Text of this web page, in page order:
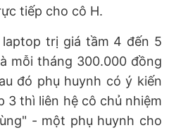
tiếp cho cô H.
trị giá tầm 4 đến 5
mỗi tháng 300.000 đồng
đó phụ huynh có ý kiến
3 thì liên hệ cô chủ nhiệm
- một phụ huynh cho